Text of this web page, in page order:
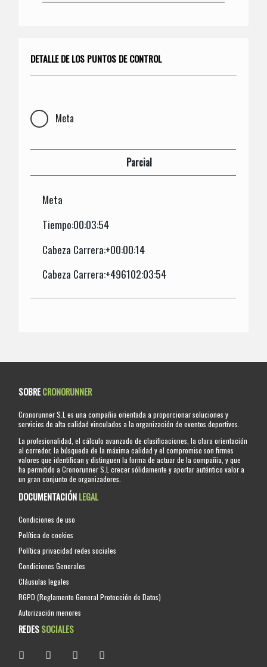
DETALLE DE LOS PUNTOS DE CONTROL
Meta
Parcial
Meta
Tiempo:00:03:54
Cabeza Carrera:+00:00:14
Cabeza Carrera:+496102:03:54
SOBRECRONORUNNER
Cronorunner S.L es una compañia orientada a proporcionar soluciones y
servicios de alta calidad vinculados a la organización de eventos deportivos.
La profesionalidad, el cálculo avanzado de clasificaciones, la clara orientación
al corredor, la búsqueda de la máxima calidad y el compromiso son firmes
valores que identifican y distinguen la forma de actuar de la compañia, y que
ha permitido a Cronorunner S.L crecer sólidamente y aportar auténtico valor a
un gran conjunto de organizadores.
DOCUMENTACIÓNLEGAL
Condiciones de uso
Política de cookies
Política privacidad redes sociales
Condiciones Generales
Cláusulas legales
RGPD (Reglamento General Protección de Datos)
Autorización menores
REDESSOCIALES